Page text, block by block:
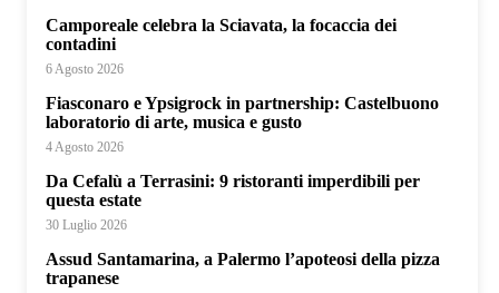
Camporeale celebra la Sciavata, la focaccia dei
contadini
6 Agosto 2026
Fiasconaro e Ypsigrock in partnership: Castelbuono
laboratorio di arte, musica e gusto
4 Agosto 2026
Da Cefalù a Terrasini: 9 ristoranti imperdibili per
questa estate
30 Luglio 2026
Assud Santamarina, a Palermo l’apoteosi della pizza
trapanese